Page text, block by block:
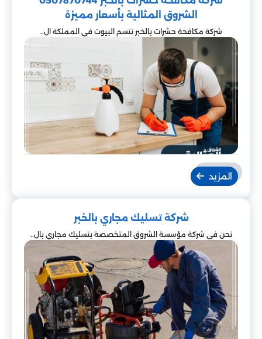
على مدار الساعة، مع الالتزام بالمواعيد والجودة العالية.
يمكنك التواصل معنا مباشرة عبر الرقم
0507870744
للحصول على أفضل خدمات التنظيف والمكافحة
والصرف الصحي من شركة الشروق المثالية.
الشروق المثالية بأسعار مميزة
شركة مكافحة حشرات بالخبر تتسم البيوت في المملكة ال..
المزيد
شركة تسليك مجاري بالخبر
نحن في شركة مؤسسة الشروق المتخصصة بتسليك مجاري بال..